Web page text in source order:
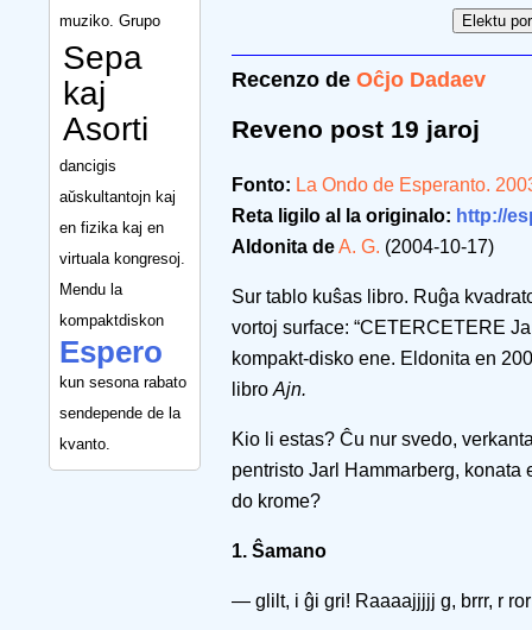
muziko. Grupo
Sepa
kaj
Asorti
dancigis
aŭskultantojn kaj
en fizika kaj en
virtuala kongresoj.
Mendu la
kompaktdiskon
Espero
kun sesona rabato
sendepende de la
kvanto.
Recenzo de Oĉjo Dadaev
Reveno post 19 jaroj
Fonto: La Ondo de Esperanto.
Reta ligilo al la originalo: http://
Aldonita deA. G. (2004-10-17)
Sur tablo kuŝas libro. Ruĝa
vortoj surface: “CETERCETERE
kompakt-disko ene. Eldonita en
libro Ajn.
Kio li estas? Ĉu nur svedo,
pentristo Jarl Hammarberg,
do krome?
1. Ŝamano
— glilt, i ĝi gri! Raaaajjjjj g, brrr, r